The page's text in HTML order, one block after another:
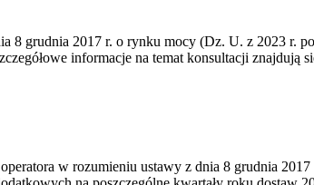
8 grudnia 2017 r. o rynku mocy (Dz. U. z 2023 r.
informacje na temat konsultacji znajdują
w rozumieniu ustawy z dnia 8 grudnia